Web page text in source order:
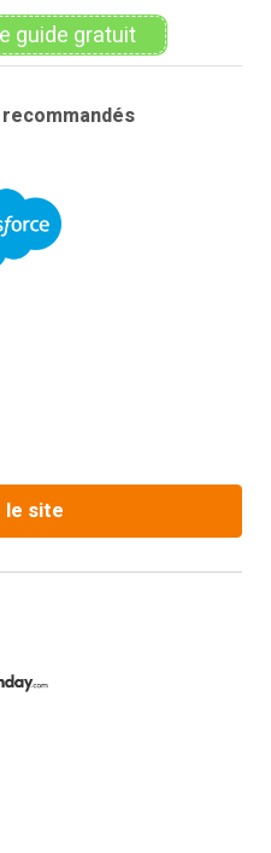
guide gratuit
site